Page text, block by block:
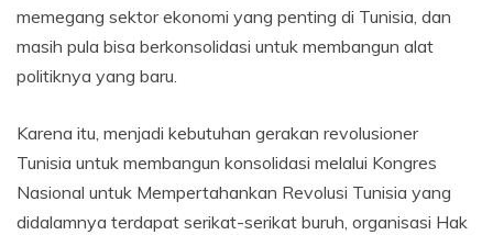
memegang sektor ekonomi yang penting di Tunisia, dan
masih pula bisa berkonsolidasi untuk membangun alat
politiknya yang baru.
Karena itu, menjadi kebutuhan gerakan revolusioner
Tunisia untuk membangun konsolidasi melalui Kongres
Nasional untuk Mempertahankan Revolusi Tunisia yang
didalamnya terdapat serikat-serikat buruh, organisasi Hak